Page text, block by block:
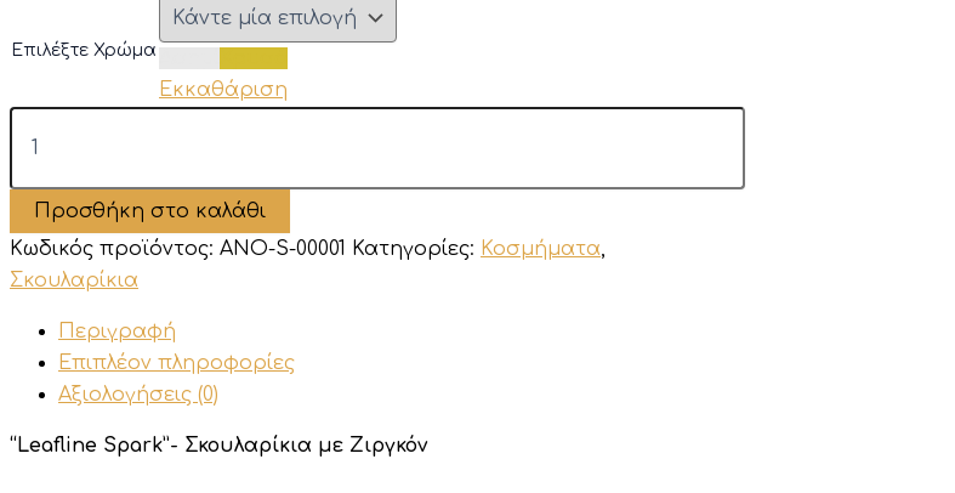
Επιλέξτε Χρώμα
Εκκαθάριση
“Leafline
Spark”-
με
Ζιργκόν
ποσότητα
Προσθήκη στο καλάθι
Κωδικός προϊόντος: ANO-S-00001 Κατηγορίες: Κοσμήματα,
Σκουλαρίκια
Περιγραφή
Επιπλέον πληροφορίες
Αξιολογήσεις (0)
“Leafline Spark”- Σκουλαρίκια με Ζιργκόν